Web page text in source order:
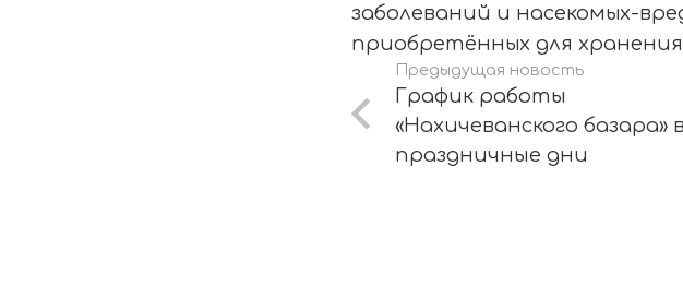
заболеваний и насекомых-
приобретённых для
Предыдущая новость
График работы
«Нахичеванского базара» в
праздничные дни